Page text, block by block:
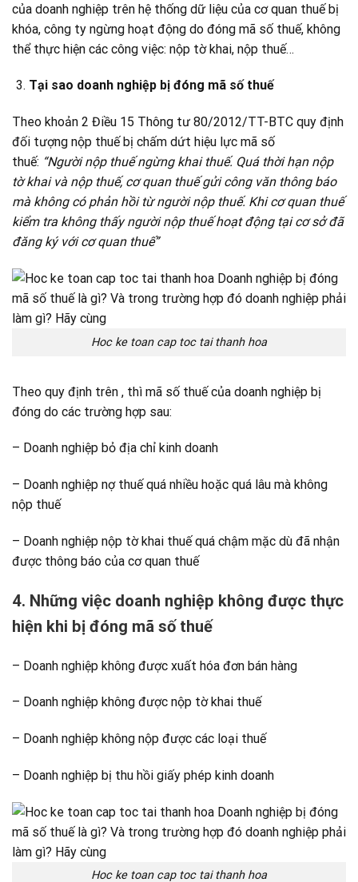
của doanh nghiệp trên hệ thống dữ liệu của cơ quan thuế bị
khóa, công ty ngừng hoạt động do đóng mã số thuế, không
thể thực hiện các công việc: nộp tờ khai, nộp thuế…
Tại sao doanh nghiệp bị đóng mã số thuế
Theo khoản 2 Điều 15 Thông tư 80/2012/TT-BTC quy định
đối tượng nộp thuế bị chấm dứt hiệu lực mã số
thuế: “Người nộp thuế ngừng khai thuế. Quá thời hạn nộp
tờ khai và nộp thuế, cơ quan thuế gửi công văn thông báo
mà không có phản hồi từ người nộp thuế. Khi cơ quan thuế
kiểm tra không thấy người nộp thuế hoạt động tại cơ sở đã
đăng ký với cơ quan thuế”
Hoc ke toan cap toc tai thanh hoa
Theo quy định trên , thì mã số thuế của doanh nghiệp bị
đóng do các trường hợp sau:
– Doanh nghiệp bỏ địa chỉ kinh doanh
– Doanh nghiệp nợ thuế quá nhiều hoặc quá lâu mà không
nộp thuế
– Doanh nghiệp nộp tờ khai thuế quá chậm mặc dù đã nhận
được thông báo của cơ quan thuế
4. Những việc doanh nghiệp không được thực
hiện khi bị đóng mã số thuế
– Doanh nghiệp không được xuất hóa đơn bán hàng
– Doanh nghiệp không được nộp tờ khai thuế
– Doanh nghiệp không nộp được các loại thuế
– Doanh nghiệp bị thu hồi giấy phép kinh doanh
Hoc ke toan cap toc tai thanh hoa